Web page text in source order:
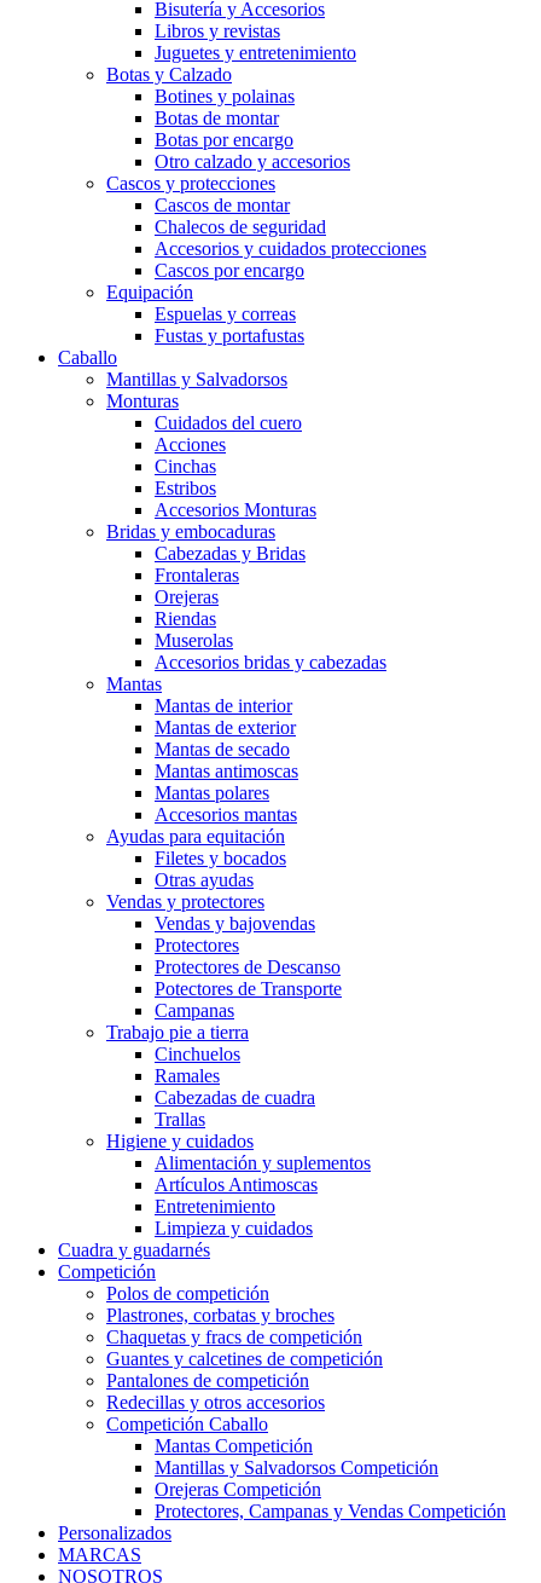
Bisutería y Accesorios
Libros y revistas
Juguetes y entretenimiento
Botas y Calzado
Botines y polainas
Botas de montar
Botas por encargo
Otro calzado y accesorios
Cascos y protecciones
Cascos de montar
Chalecos de seguridad
Accesorios y cuidados protecciones
Cascos por encargo
Equipación
Espuelas y correas
Fustas y portafustas
Caballo
Mantillas y Salvadorsos
Monturas
Cuidados del cuero
Acciones
Cinchas
Estribos
Accesorios Monturas
Bridas y embocaduras
Cabezadas y Bridas
Frontaleras
Orejeras
Riendas
Muserolas
Accesorios bridas y cabezadas
Mantas
Mantas de interior
Mantas de exterior
Mantas de secado
Mantas antimoscas
Mantas polares
Accesorios mantas
Ayudas para equitación
Filetes y bocados
Otras ayudas
Vendas y protectores
Vendas y bajovendas
Protectores
Protectores de Descanso
Potectores de Transporte
Campanas
Trabajo pie a tierra
Cinchuelos
Ramales
Cabezadas de cuadra
Trallas
Higiene y cuidados
Alimentación y suplementos
Artículos Antimoscas
Entretenimiento
Limpieza y cuidados
Cuadra y guadarnés
Competición
Polos de competición
Plastrones, corbatas y broches
Chaquetas y fracs de competición
Guantes y calcetines de competición
Pantalones de competición
Redecillas y otros accesorios
Competición Caballo
Mantas Competición
Mantillas y Salvadorsos Competición
Orejeras Competición
Protectores, Campanas y Vendas Competición
Personalizados
MARCAS
NOSOTROS